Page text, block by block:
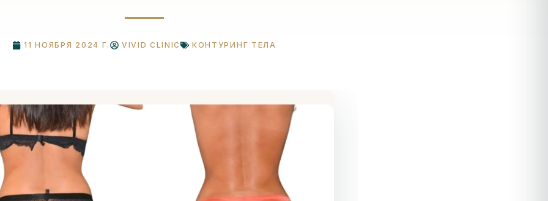
11 НОЯБРЯ 2024 Г. VIVID CLINIC КОНТУРИНГ ТЕЛА